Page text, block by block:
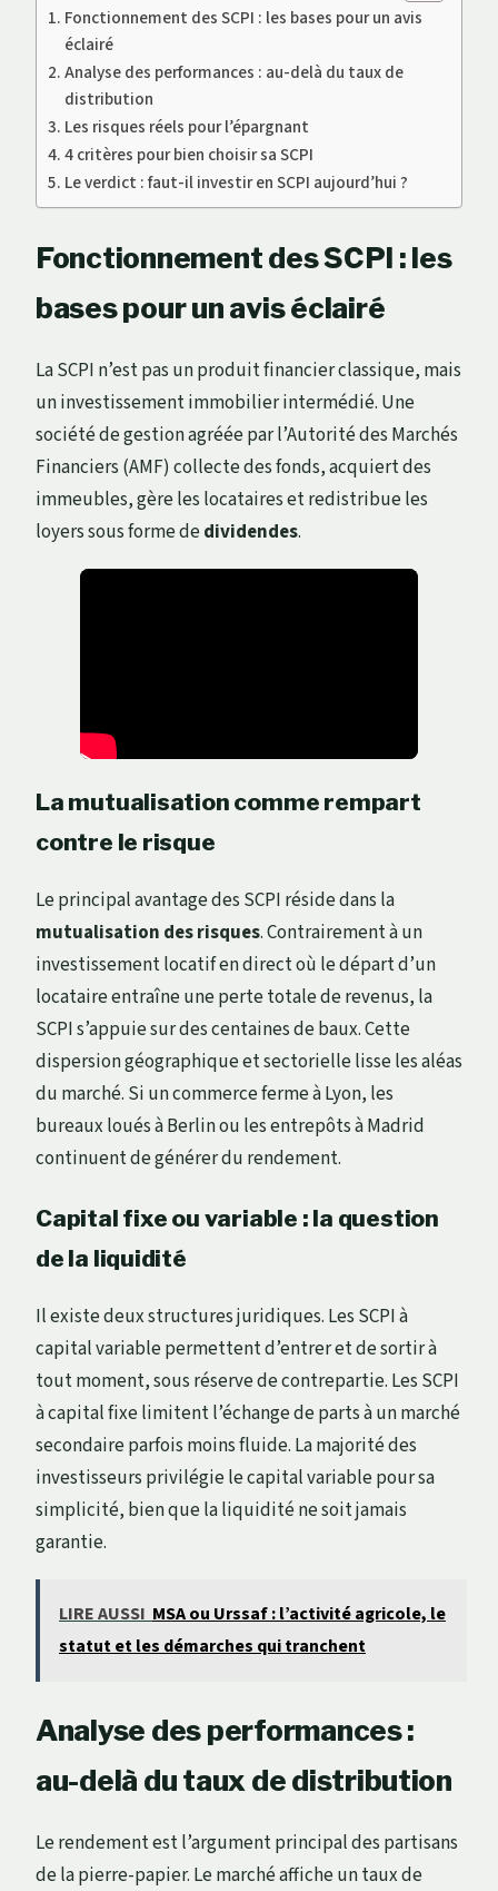
Fonctionnement des SCPI : les bases pour un avis
éclairé
Analyse des performances : au-delà du taux de
distribution
Les risques réels pour l’épargnant
4 critères pour bien choisir sa SCPI
Le verdict : faut-il investir en SCPI aujourd’hui ?
Fonctionnement des SCPI : les
bases pour un avis éclairé
La SCPI n’est pas un produit financier classique, mais
un investissement immobilier intermédié. Une
société de gestion agréée par l’Autorité des Marchés
Financiers (AMF) collecte des fonds, acquiert des
immeubles, gère les locataires et redistribue les
loyers sous forme dedividendes.
La mutualisation comme rempart
contre le risque
Le principal avantage des SCPI réside dans la
mutualisation des risques. Contrairement à un
investissement locatif en direct où le départ d’un
locataire entraîne une perte totale de revenus, la
SCPI s’appuie sur des centaines de baux. Cette
dispersion géographique et sectorielle lisse les aléas
du marché. Si un commerce ferme à Lyon, les
bureaux loués à Berlin ou les entrepôts à Madrid
continuent de générer du rendement.
Capital fixe ou variable : la question
de la liquidité
Il existe deux structures juridiques. Les SCPI à
capital variable permettent d’entrer et de sortir à
tout moment, sous réserve de contrepartie. Les SCPI
à capital fixe limitent l’échange de parts à un marché
secondaire parfois moins fluide. La majorité des
investisseurs privilégie le capital variable pour sa
simplicité, bien que la liquidité ne soit jamais
garantie.
LIRE AUSSI MSA ou Urssaf : l’activité agricole, le
statut et les démarches qui tranchent
Analyse des performances :
au-delà du taux de distribution
Le rendement est l’argument principal des partisans
de la pierre-papier. Le marché affiche un taux de